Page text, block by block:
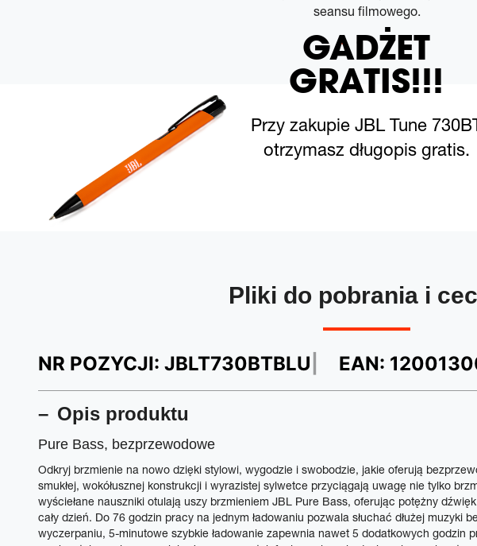
seansu filmowego.
GADŻET
GRATIS!!!
Przy zakupie JBL Tune
otrzymasz długopis gratis.
Pliki do pobrania i
NR POZYCJI: JBLT730BTBLU EAN:
Opis produktu
Pure Bass, bezprzewodowe
Odkryj brzmienie na nowo dzięki stylowi, wygodzie i swobodzie, jakie oferują
smukłej, wokółusznej konstrukcji i wyrazistej sylwetce przyciągają uwagę nie tylko
wyściełane nauszniki otulają uszy brzmieniem JBL Pure Bass, oferując potężny
cały dzień. Do 76 godzin pracy na jednym ładowaniu pozwala słuchać dłużej muzyki
wyczerpaniu, 5-minutowe szybkie ładowanie zapewnia nawet 5 dodatkowych godzin